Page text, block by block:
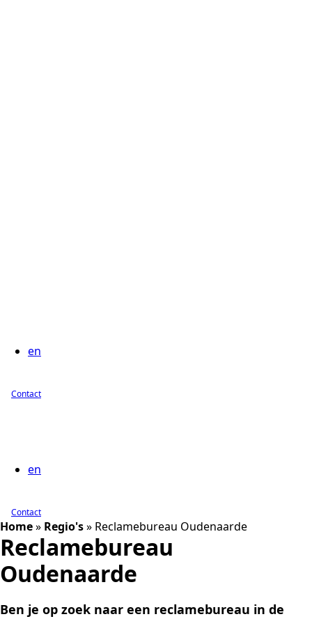
en
Contact
en
Contact
Home» Regio's» Reclamebureau Oudenaarde
Reclamebureau
Oudenaarde
Ben je op zoek naar een reclamebureau in de